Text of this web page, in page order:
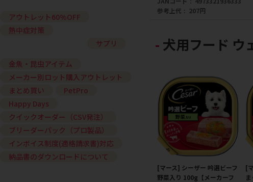
参考上代
207円
犬用フード ウ
[マース] シーザー 吟選ビーフ
野菜入り 100g【メーカーフ
[
アウトレット60%OFF
熱中症対策
サプリ
金魚・昆虫アイテム
メーカー別ロット購入アウトレット
まとめ買い
PetPro
Happy Days
クイックオーダー（CSV発注）
ブリーダーパック（プロ製品）
インボイス制度(適格請求書)対応
納品書のダウンロードについて